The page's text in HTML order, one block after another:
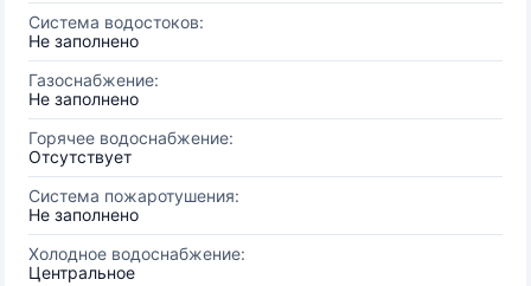
Система водостоков:
Не заполнено
Газоснабжение:
Не заполнено
Горячее водоснабжение:
Отсутствует
Система пожаротушения:
Не заполнено
Холодное водоснабжение:
Центральное